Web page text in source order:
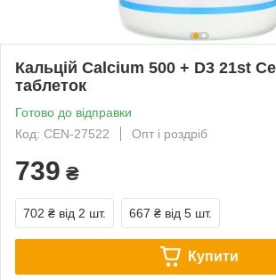
Кальцій Calcium 500 + D3 21st
таблеток
Готово до відправки
Код: CEN-27522
Опт і роздріб
739 ₴
702 ₴ від 2 шт. 667 ₴ від 5 шт.
Купити